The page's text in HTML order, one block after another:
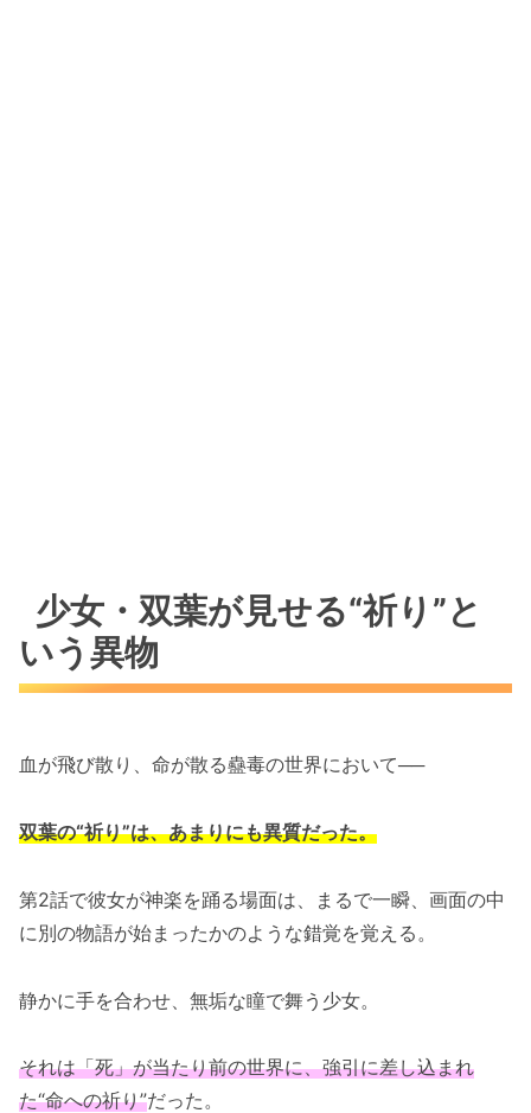
少女・双葉が見せる“祈り”と
いう異物
血が飛び散り、命が散る蠱毒の世界において──
双葉の“祈り”は、あまりにも異質だった。
第2話で彼女が神楽を踊る場面は、まるで一瞬、画面の中
に別の物語が始まったかのような錯覚を覚える。
静かに手を合わせ、無垢な瞳で舞う少女。
それは「死」が当たり前の世界に、強引に差し込まれ
た“命への祈り”だった。